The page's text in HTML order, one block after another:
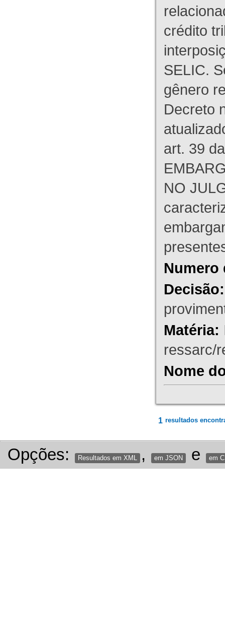
crédito
SELIC.
gênero
Decreto
art. 39
NO
Numero
Decisão:
Matéria:
ressarc/
Nome
1 resultados
Opções: Resultados em XML , em JSON e em